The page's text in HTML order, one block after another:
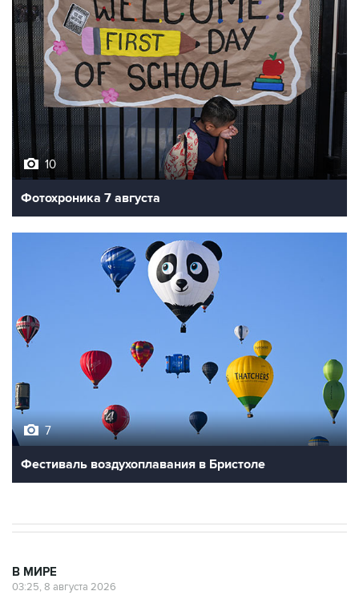
10
Фотохроника 7 августа
7
Фестиваль воздухоплавания в Бристоле
В МИРЕ
03:25, 8 августа 2026